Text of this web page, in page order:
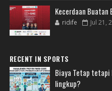
Kecerdaan Buatan
ridife Jul 21,
RECENT IN SPORTS
Biaya Tetap
lingkup?